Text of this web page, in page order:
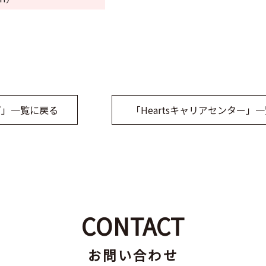
一覧に戻る 「Heartsキャリアセンター」
CONTACT
お問い合わせ